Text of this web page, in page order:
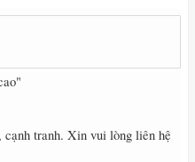
cạnh tranh. Xin vui lòng liên hệ